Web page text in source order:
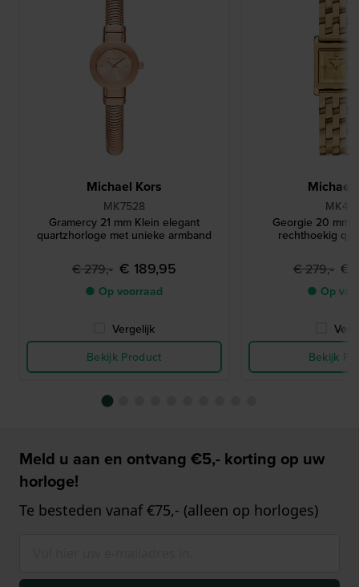
Michael Kors
MK7528
Gramercy 21 mm Klein elegant
quartzhorloge met unieke armband
€ 279,- € 189,95
● Op voorraad
Vergelijk
Bekijk Product
Michael
Georgie 20 mm
rechthoekig
€ 279,- €
● Op
Bekijk
Meld u aan en ontvang €5,- korting op uw
horloge!
Te besteden vanaf €75,- (alleen op horloges)